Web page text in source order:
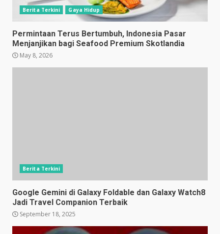
Berita Terkini Gaya Hidup
Permintaan Terus Bertumbuh, Indonesia Pasar
Menjanjikan bagi Seafood Premium Skotlandia
May 8, 2026
Berita Terkini
Google Gemini di Galaxy Foldable dan Galaxy Watch8
Jadi Travel Companion Terbaik
September 18, 2025